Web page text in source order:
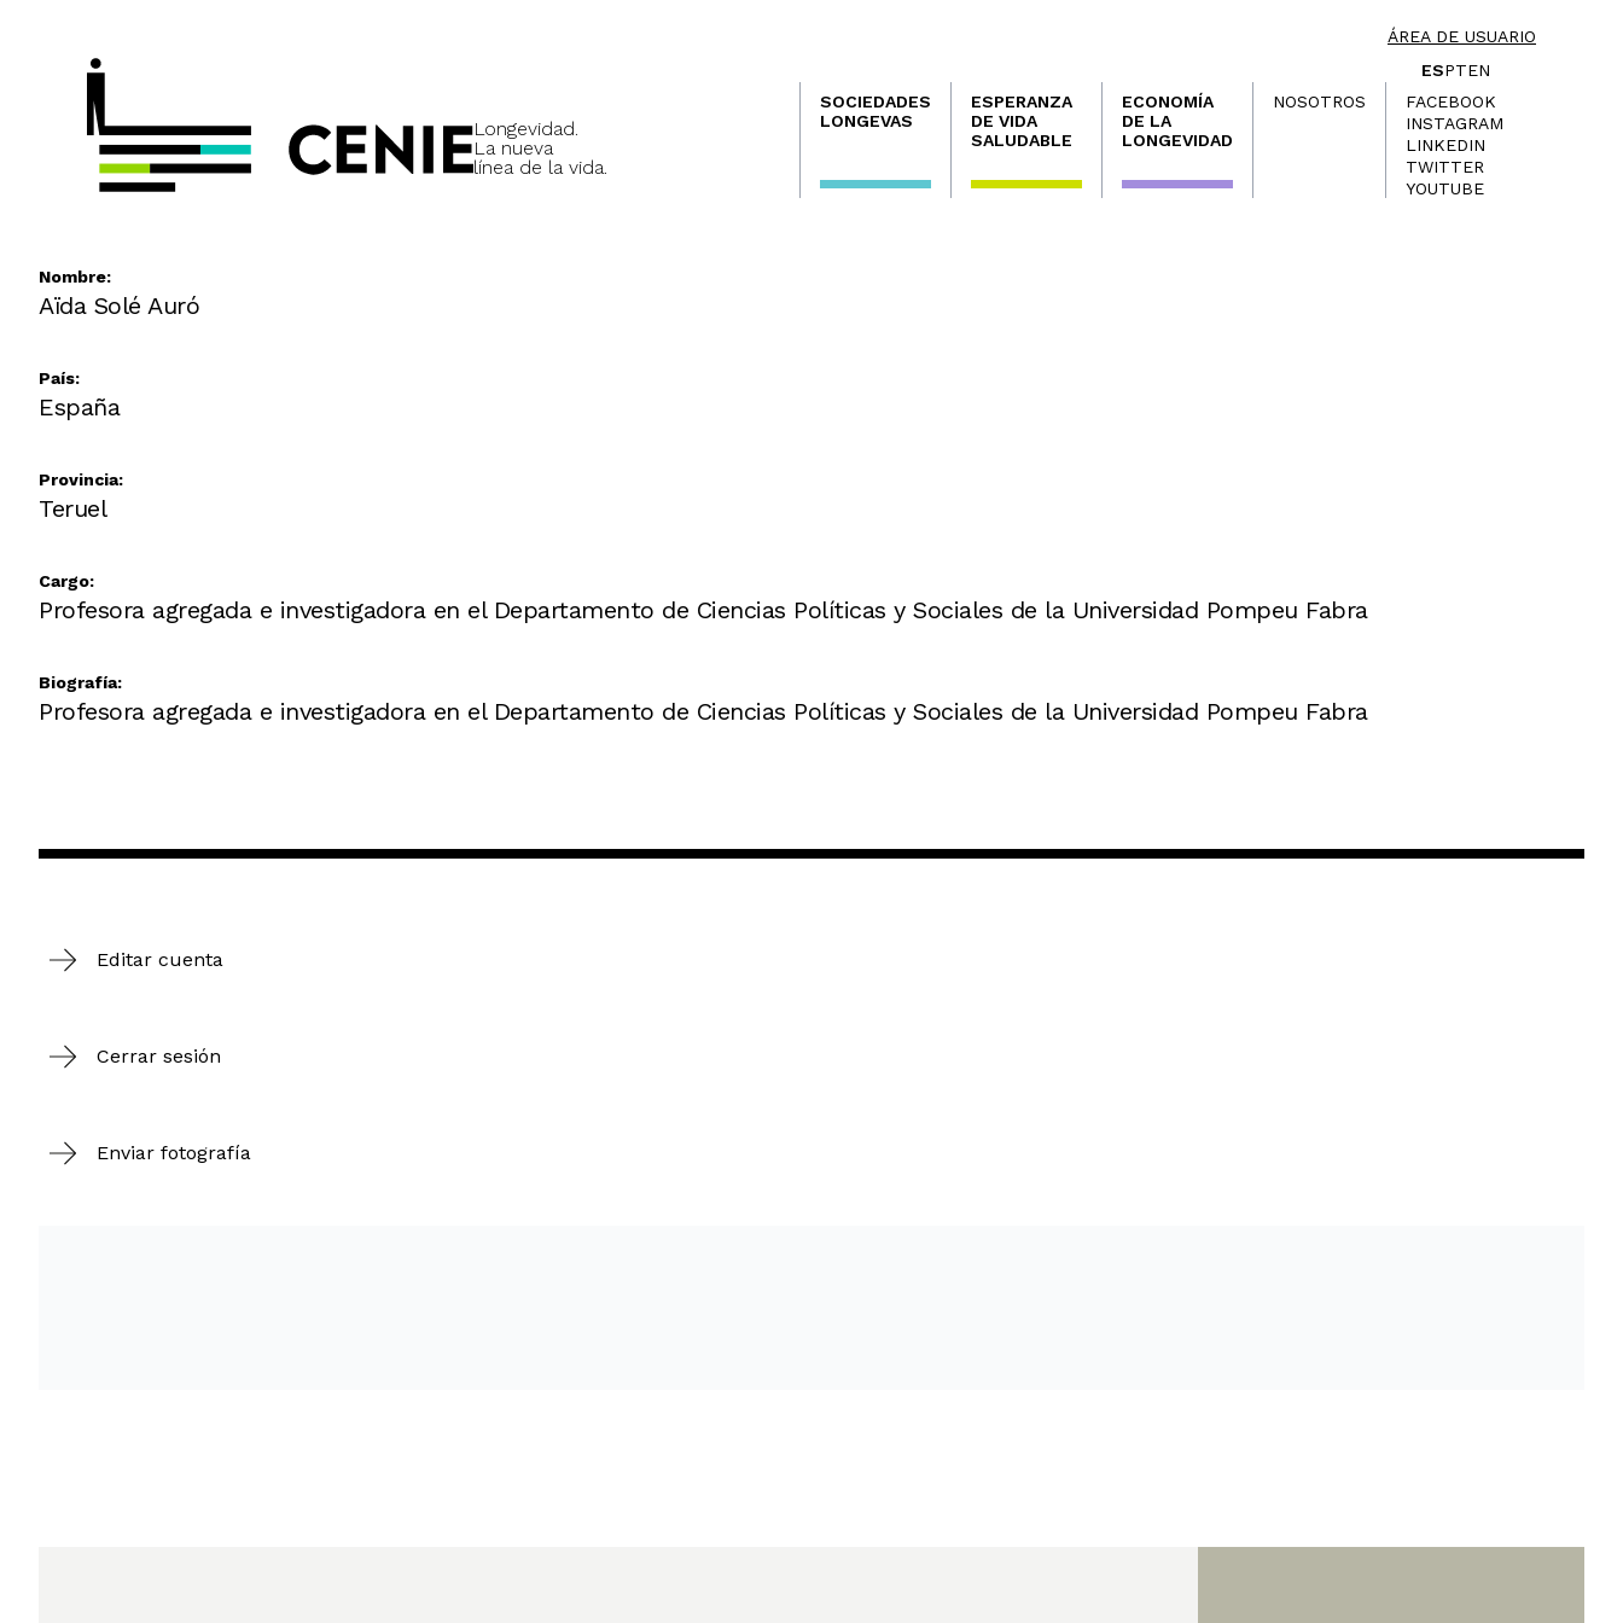
ÁREA DE USUARIO
Longevidad.
La nueva
línea de la vida.
ESPTEN
Navegación
principal
SOCIEDADES
LONGEVAS
ESPERANZA
DE VIDA
SALUDABLE
ECONOMÍA
DE LA
LONGEVIDAD
NOSOTROS
FACEBOOK
INSTAGRAM
LINKEDIN
TWITTER
YOUTUBE
Nombre:
Aïda Solé Auró
País:
España
Provincia:
Teruel
Cargo:
Profesora agregada e investigadora en el Departamento de Ciencias Políticas y Sociales de la Universidad Pompeu Fabra
Biografía:
Profesora agregada e investigadora en el Departamento de Ciencias Políticas y Sociales de la Universidad Pompeu Fabra
Editar cuenta
Cerrar sesión
Enviar fotografía